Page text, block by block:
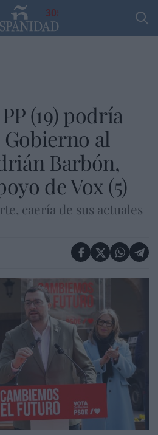
30
(19) podría
al
Barbón,
de Vox (5)
caería de sus actuales